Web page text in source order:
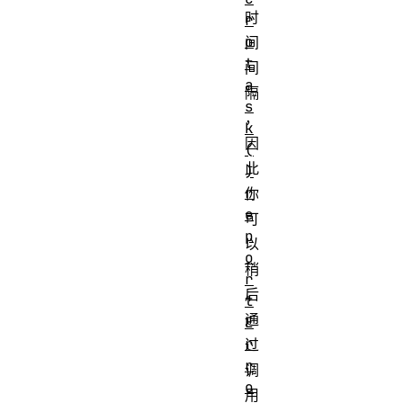
时
间
间
隔
，
因
此
你
可
以
稍
后
通
过
调
用
r
o
t
a
s
k
(
)
r
e
p
o
r
t
E
r
r
o